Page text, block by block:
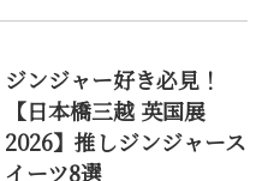
ジンジャー好き必見！
【日本橋三越 英国展
2026】推しジンジャース
イーツ8選